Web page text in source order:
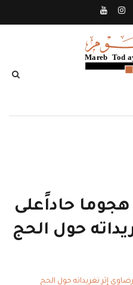
حاداًعلى
حول الحج